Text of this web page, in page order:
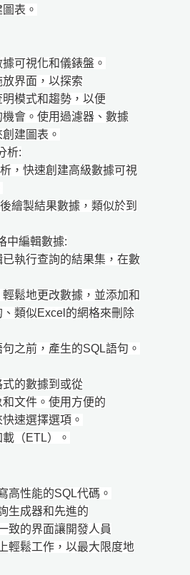
表。
可視化和儀錶盤。
界面，以探索
模式和趨勢，以便
會。使用過濾器、數據
建圖表。
析:
快速創建高級數據可視
製結果數據，類似於到
中編輯數據:
執行查詢的結果集，在數
鬆地更改數據，並添加和
類似Excel的網格來刪除
前，產生的SQL語句。
的數據到或從
文件。使用方便的
速選擇選項。
（ETL）。
性能的SQL代碼。
成器和先進的
的界面讓開發人員
鬆工作，以最大限度地